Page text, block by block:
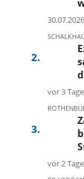
30.07.2026
vor 3
vor 2